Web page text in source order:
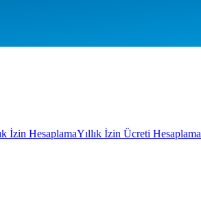
İzin HesaplamaYıllık İzin Ücreti Hesaplama